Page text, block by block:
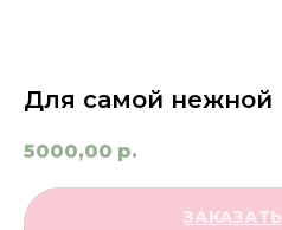
Для самой нежной
5000,00 р.
ЗАКАЗАТЬ